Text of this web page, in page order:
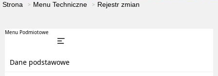
Strona Menu Techniczne Rejestr zmian
Menu Podmiotowe
Dane podstawowe